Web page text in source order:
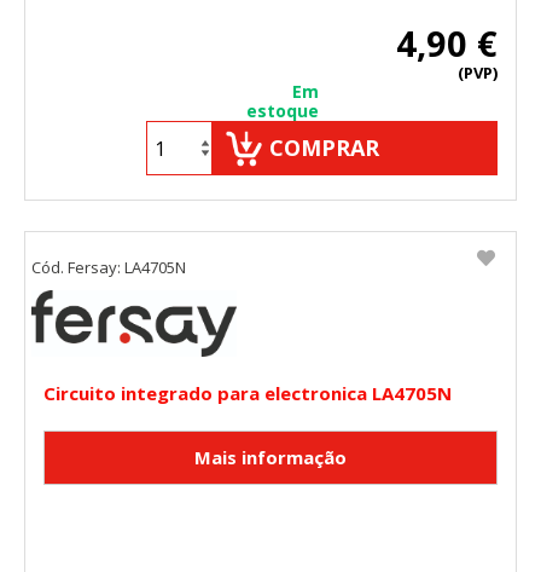
4,90 €
(PVP)
Em
estoque
COMPRAR
Circuito integrado para electronica LA4705N
Cód. Fersay: LA4705N